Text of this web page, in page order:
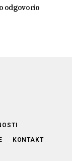
odgovorio
KONTAKT